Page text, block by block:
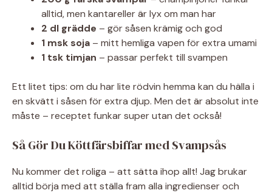
alltid, men kantareller är lyx om man har
2 dl grädde – gör såsen krämig och god
1 msk soja – mitt hemliga vapen för extra umami
1 tsk timjan – passar perfekt till svampen
Ett litet tips: om du har lite rödvin hemma kan du hälla i
en skvätt i såsen för extra djup. Men det är absolut inte
måste – receptet funkar super utan det också!
Så Gör Du Köttfärsbiffar med Svampsås
Nu kommer det roliga – att sätta ihop allt! Jag brukar
alltid börja med att ställa fram alla ingredienser och